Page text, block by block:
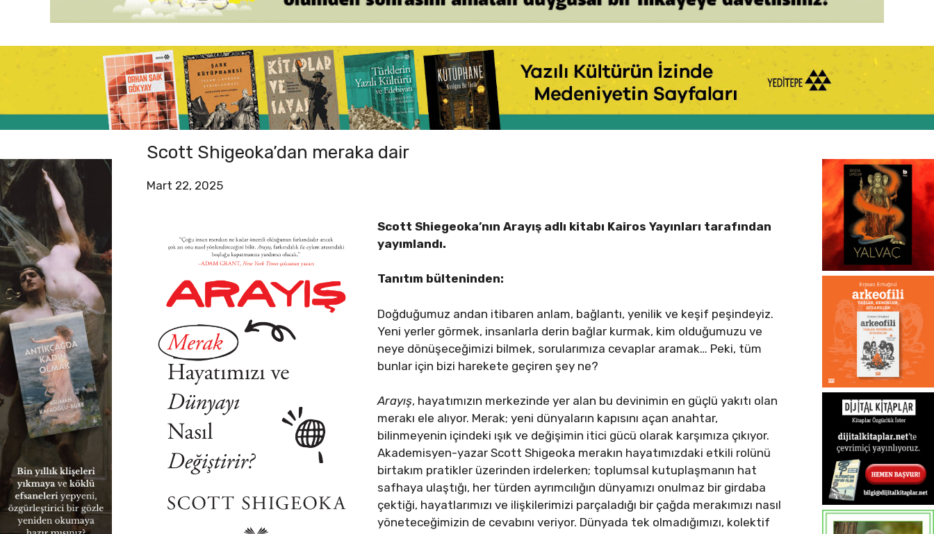
Scott Shigeoka’dan meraka dair
Mart 22, 2025
Scott Shiegeoka’nın Arayış adlı kitabı Kairos Yayınları tarafından
yayımlandı.
Tanıtım bülteninden:
Doğduğumuz andan itibaren anlam, bağlantı, yenilik ve keşif peşindeyiz.
Yeni yerler görmek, insanlarla derin bağlar kurmak, kim olduğumuzu ve
neye dönüşeceğimizi bilmek, sorularımıza cevaplar aramak… Peki, tüm
bunlar için bizi harekete geçiren şey ne?
Arayış, hayatımızın merkezinde yer alan bu devinimin en güçlü yakıtı olan
merakı ele alıyor. Merak; yeni dünyaların kapısını açan anahtar,
bilinmeyenin içindeki ışık ve değişimin itici gücü olarak karşımıza çıkıyor.
Akademisyen-yazar Scott Shigeoka merakın hayatımızdaki etkili rolünü
birtakım pratikler üzerinden irdelerken; toplumsal kutuplaşmanın hat
safhaya ulaştığı, her türden ayrımcılığın dünyamızı onulmaz bir girdaba
çektiği, hayatlarımızı ve ilişkilerimizi parçaladığı bir çağda merakımızı nasıl
yöneteceğimizin de cevabını veriyor. Dünyada tek olmadığımızı, kolektif